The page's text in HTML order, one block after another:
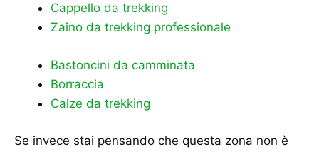
Cappello da trekking
Zaino da trekking professionale
Bastoncini da camminata
Borraccia
Calze da trekking
Se invece stai pensando che questa zona non è